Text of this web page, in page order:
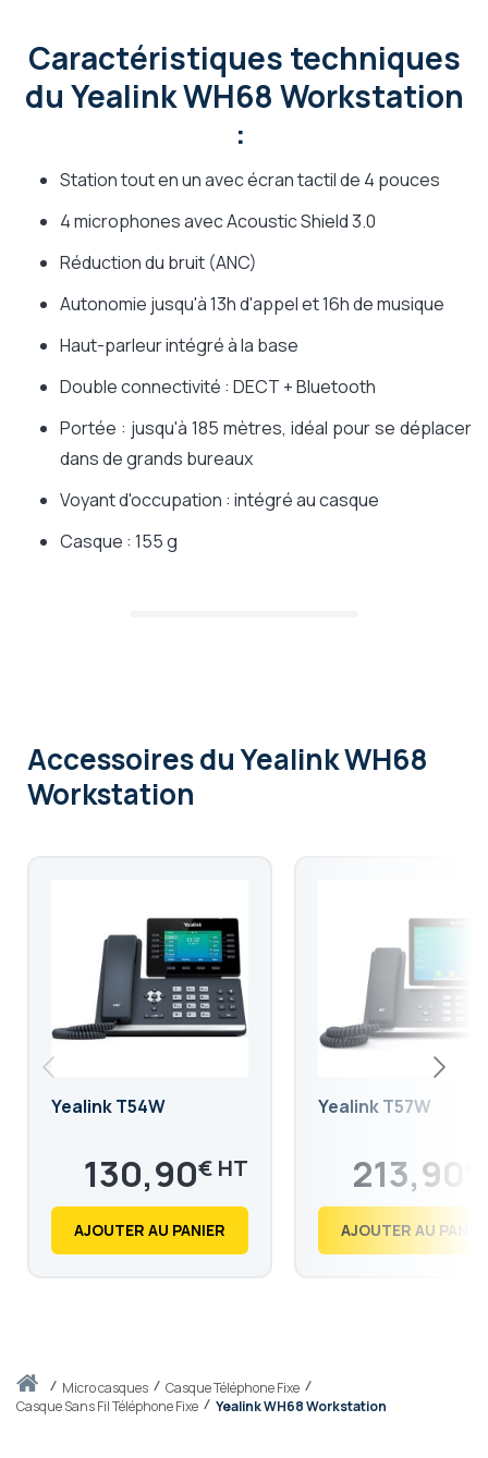
Accueilmicro casques
Casque Téléphone Fixe
Casque Sans Fil Téléphone Fixe
Yealink WH68 Workstation
Caractéristiques techniques
du Yealink WH68 Workstation
:
Station tout en un avec écran tactil de 4 pouces
4 microphones avec Acoustic Shield 3.0
Réduction du bruit (ANC)
Autonomie jusqu'à 13h d'appel et 16h de musique
Haut-parleur intégré à la base
Double connectivité : DECT + Bluetooth
Portée : jusqu'à 185 mètres, idéal pour se déplacer
dans de grands bureaux
Voyant d'occupation : intégré au casque
Casque : 155 g
Accessoiresdu Yealink WH68
Workstation
Yealink T54W
130,90€
157,08
AJOUTER AU PANIER
Yealink T57W
213,90
256,68
AJOUTER AU